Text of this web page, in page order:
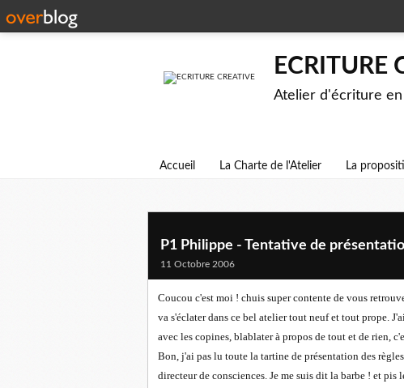
ECRITURE
Atelier d'écriture
Accueil La Charte de l'Atelier La
P1 Philippe - Tentative de
11 Octobre 2006
Coucou c'est moi ! chuis super contente de vous
va s'éclater dans ce bel atelier tout neuf et tout prope.
avec les copines, blablater à propos de tout et de rien,
Bon, j'ai pas lu toute la tartine de présentation des
directeur de consciences. Je me suis dit la barbe ! et pis